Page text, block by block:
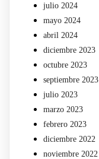
julio 2024
mayo 2024
abril 2024
diciembre 2023
octubre 2023
septiembre 2023
julio 2023
marzo 2023
febrero 2023
diciembre 2022
noviembre 2022